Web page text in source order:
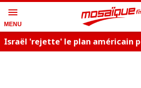
menu
MENU
Israël 'rejette' le plan américain